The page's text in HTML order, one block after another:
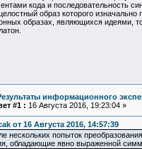
кода и последовательность
образ которого
образах, являющихся идеями,
информационного
#1 : 16 Августа 2016, 19:23:04 »
от 16 Августа 2016, 14:57:39
нескольких попыток
обладающие явно выраженной